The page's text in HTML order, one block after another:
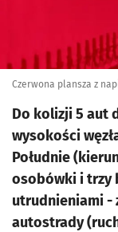
Czerwona plansza z
Do kolizji 5 aut
wysokości
Południe
osobówki i trzy
utrudnieniami -
autostrady